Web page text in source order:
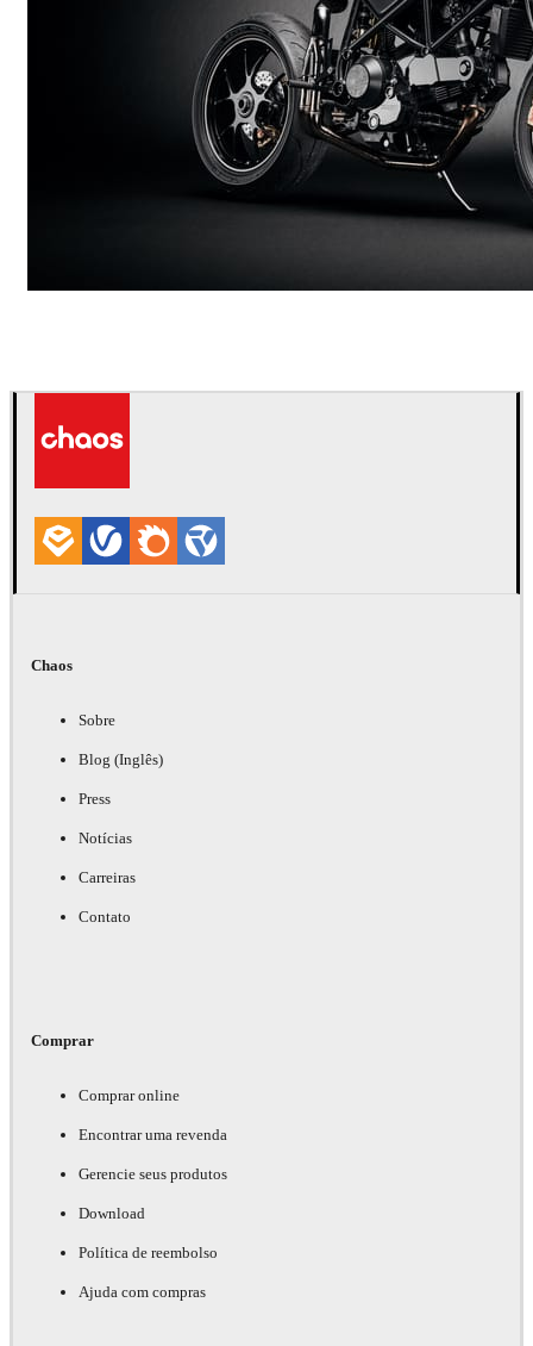
Chaos
Sobre
Blog (Inglês)
Press
Notícias
Carreiras
Contato
Comprar
Comprar online
Encontrar uma revenda
Gerencie seus produtos
Download
Política de reembolso
Ajuda com compras